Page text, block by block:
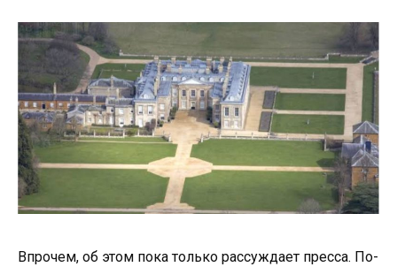
Впрочем, об этом пока только рассуждает пресса. По-